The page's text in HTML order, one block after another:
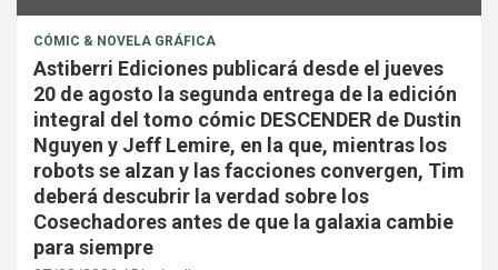
CÓMIC & NOVELA GRÁFICA
Astiberri Ediciones publicará desde el jueves
20 de agosto la segunda entrega de la edición
integral del tomo cómic DESCENDER de Dustin
Nguyen y Jeff Lemire, en la que, mientras los
robots se alzan y las facciones convergen, Tim
deberá descubrir la verdad sobre los
Cosechadores antes de que la galaxia cambie
para siempre